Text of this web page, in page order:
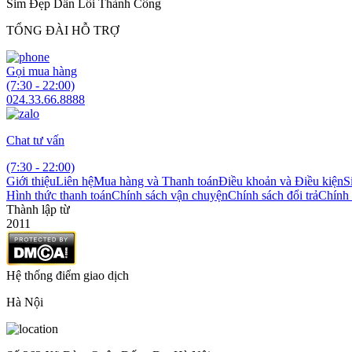
Sim Đẹp Dẫn Lối Thành Công
TỔNG ĐÀI HỖ TRỢ
Gọi mua hàng
(7:30 - 22:00)
024.33.66.8888
Chat tư vấn
(7:30 - 22:00)
Giới thiệuLiên hệMua hàng và Thanh toánĐiều khoản và Điều kiện
Hình thức thanh toánChính sách vận chuyệnChính sách đổi trảChính
Thành lập từ
2011
Hệ thống điểm giao dịch
Hà Nội